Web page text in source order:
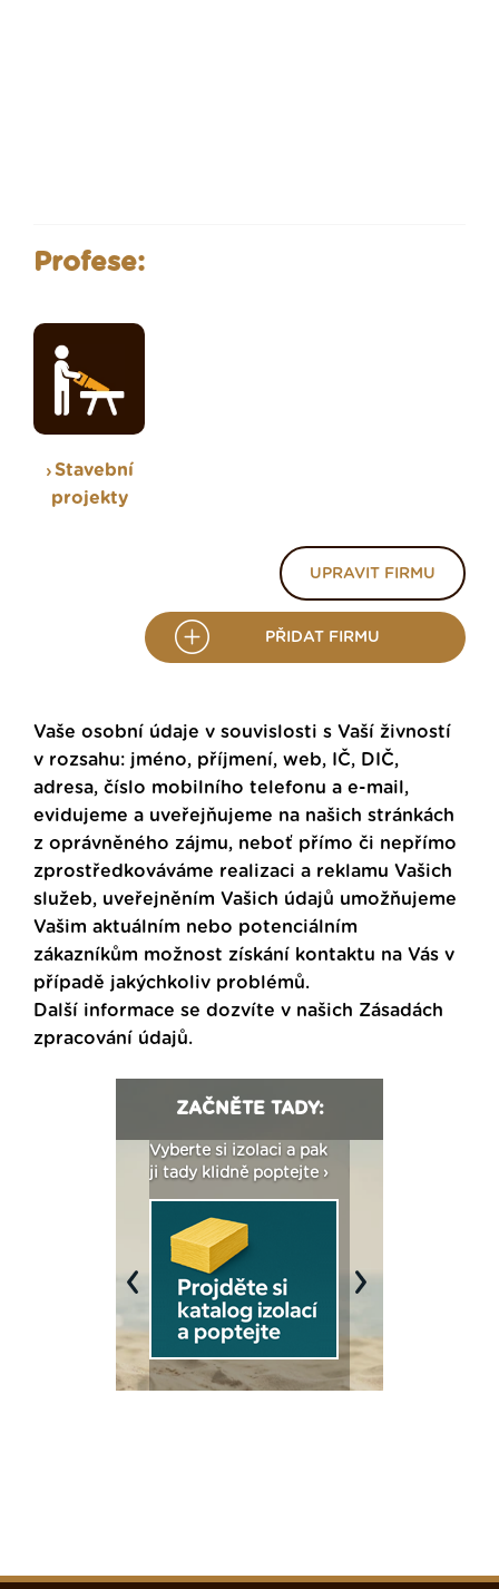
Profese:
Stavební
projekty
UPRAVIT FIRMU
PŘIDAT FIRMU
Vaše osobní údaje v souvislosti s Vaší živností
v rozsahu: jméno, příjmení, web, IČ, DIČ,
adresa, číslo mobilního telefonu a e-mail,
evidujeme a uveřejňujeme na našich stránkách
z oprávněného zájmu, neboť přímo či nepřímo
zprostředkováváme realizaci a reklamu Vašich
služeb, uveřejněním Vašich údajů umožňujeme
Vašim aktuálním nebo potenciálním
zákazníkům možnost získání kontaktu na Vás v
případě jakýchkoliv problémů.
Další informace se dozvíte v našich Zásadách
zpracování údajů.
ZAČNĚTE TADY:
Vyberte si izolaci a pak
ji tady klidně poptejte ›
Previous Next